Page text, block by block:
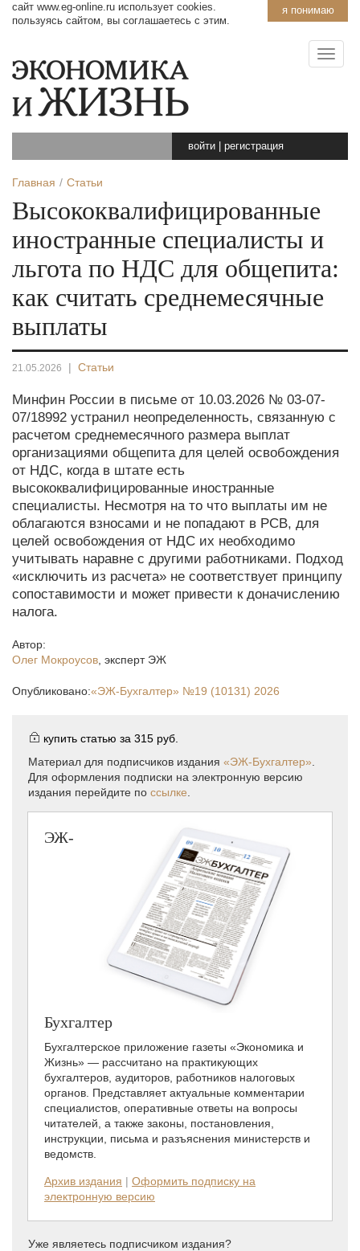
я понимаю
сайт www.eg-online.ru использует cookies.
пользуясь сайтом, вы соглашаетесь с этим.
войти регистрация
Главная Статьи
Высококвалифицированные
иностранные специалисты и
льгота по НДС для общепита:
как считать среднемесячные
выплаты
21.05.2026 | Статьи
Минфин России в письме от 10.03.2026 № 03-07-
07/18992 устранил неопределенность, связанную с
расчетом среднемесячного размера выплат
организациями общепита для целей освобождения
от НДС, когда в штате есть
высококвалифицированные иностранные
специалисты. Несмотря на то что выплаты им не
облагаются взносами и не попадают в РСВ, для
целей освобождения от НДС их необходимо
учитывать наравне с другими работниками. Подход
«исключить из расчета» не соответствует принципу
сопоставимости и может привести к доначислению
налога.
Автор:
Олег Мокроусов эксперт ЭЖ
Опубликовано:«ЭЖ-Бухгалтер» №19 (10131) 2026
купить статью за 315 руб.
Материал для подписчиков издания «ЭЖ-Бухгалтер»
Для оформления подписки на электронную версию
издания перейдите по ссылке
ЭЖ-
Бухгалтер
Бухгалтерское приложение газеты «Экономика и
Жизнь» — рассчитано на практикующих
бухгалтеров, аудиторов, работников налоговых
органов. Представляет актуальные комментарии
специалистов, оперативные ответы на вопросы
читателей, а также законы, постановления,
инструкции, письма и разъяснения министерств и
ведомств.
Архив издания | Оформить подписку на
электронную версию
Уже являетесь подписчиком издания?